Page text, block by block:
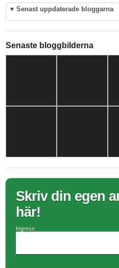
▼ Senast uppdaterade bloggarna
Senaste bloggbilderna
Skriv din egen
här!
Ingress: